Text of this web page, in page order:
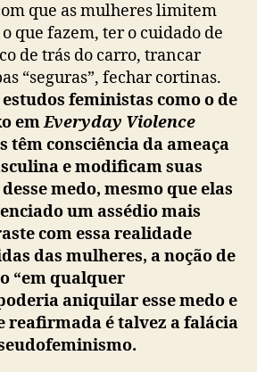
que as mulheres limitem
que fazem, ter o cuidado de
de trás do carro, trancar
“seguras”, fechar cortinas.
feministas como o de
emEveryday Violence
têm consciência da ameaça
e modificam suas
medo, mesmo que elas
um assédio mais
com essa realidade
das mulheres, a noção de
“em qualquer
aniquilar esse medo e
é talvez a falácia